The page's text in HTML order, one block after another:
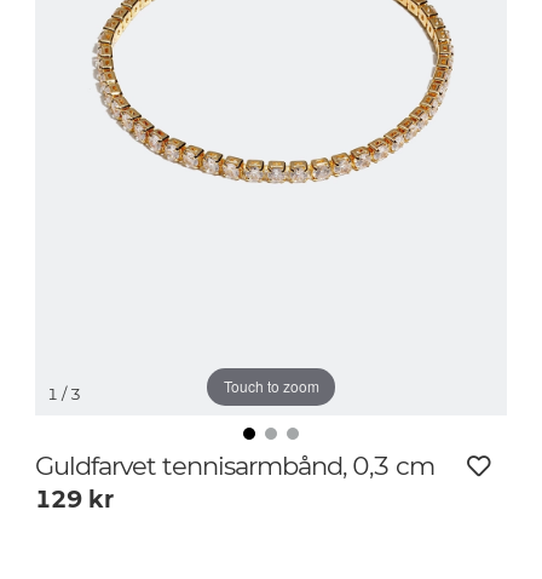
Touch to zoom
1 / 3
Guldfarvet tennisarmbånd, 0,3 cm
129 kr